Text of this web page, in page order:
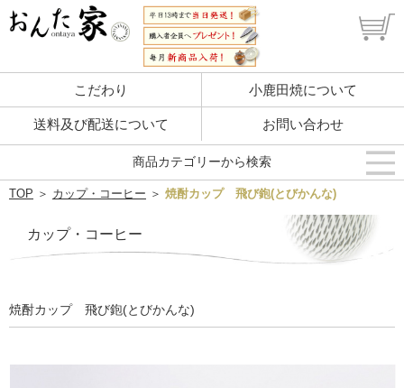
こだわり 小鹿田焼について
送料及び配送について お問い合わせ
TOP ＞ カップ・コーヒー ＞ 焼酎カップ 飛び鉋(とびかんな)
カップ・コーヒー
焼酎カップ 飛び鉋(とびかんな)
商品カテゴリーから検索